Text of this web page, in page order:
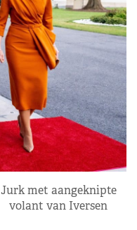
Jurk met aangeknipte
volant van Iversen